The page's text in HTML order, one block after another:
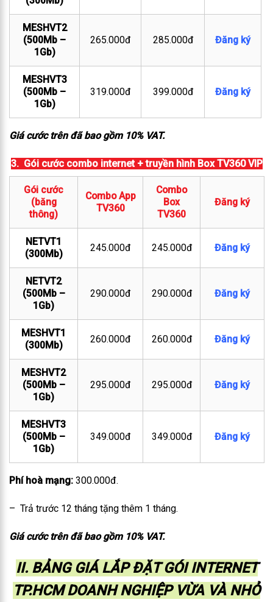
MESHVT2
(500Mb –
1Gb)
265.000đ 285.000đ Đăng ký
MESHVT3
(500Mb –
1Gb)
319.000đ 399.000đ Đăng ký
Giá cước trên đã bao gồm 10% VAT.
3. Gói cước combo internet + truyền hình Box TV360 VIP
Gói cước
(băng
thông)
Combo App
TV360
Combo
Box
TV360
Đăng ký
NETVT1
(300Mb)
245.000đ 245.000đ Đăng ký
NETVT2
(500Mb –
1Gb)
290.000đ 290.000đ Đăng ký
MESHVT1
(300Mb)
260.000đ 260.000đ Đăng ký
MESHVT2
(500Mb –
1Gb)
295.000đ 295.000đ Đăng ký
MESHVT3
(500Mb –
1Gb)
349.000đ 349.000đ Đăng ký
Phí hoà mạng: 300.000đ.
– Trả trước 12 tháng tặng thêm 1 tháng.
Giá cước trên đã bao gồm 10% VAT.
II. BẢNG GIÁ LẮP ĐẶT GÓI INTERNET
TP.HCM DOANH NGHIỆP VỪA VÀ NHỎ